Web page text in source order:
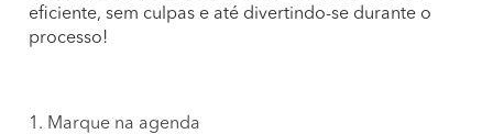
eficiente, sem culpas e até divertindo-se durante o
processo!
1. Marque na agenda